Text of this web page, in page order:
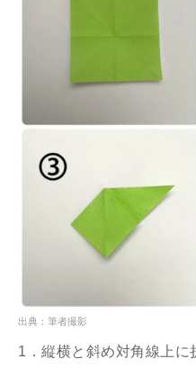
出典：筆者撮影
1．縦横と斜め対角線上に